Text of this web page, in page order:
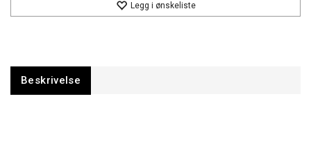
Legg i ønskeliste
Beskrivelse